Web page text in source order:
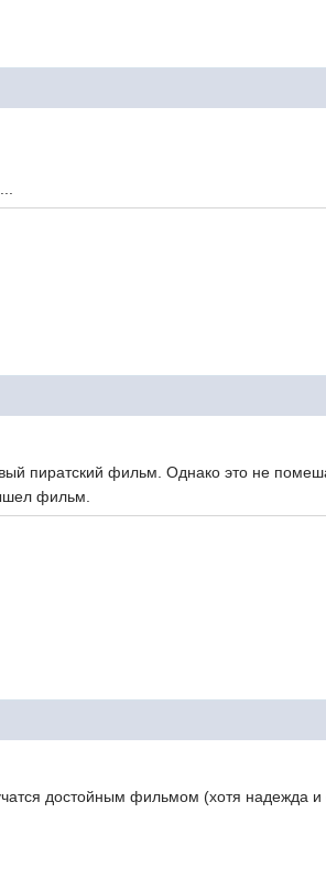
пиратский фильм. Однако это не
фильм.
достойным фильмом (хотя надежда